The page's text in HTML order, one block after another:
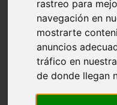
rastreo para
navegación en
mostrarte
anuncios
tráfico en
de donde llegan
faro
horta
leiria
lisboa
madeira
ponta delgada
portalegre
santarem